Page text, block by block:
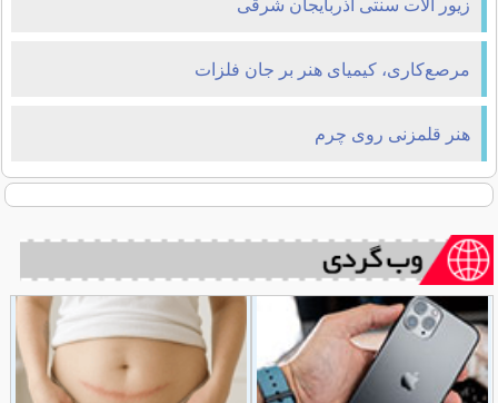
زیور آلات سنتی آذربایجان شرقی
مرصع‌کاری، کیمیای هنر بر جان فلزات
هنر قلمزنی روی چرم